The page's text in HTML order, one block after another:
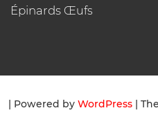
Épinards Œufs
| Powered by WordPress |